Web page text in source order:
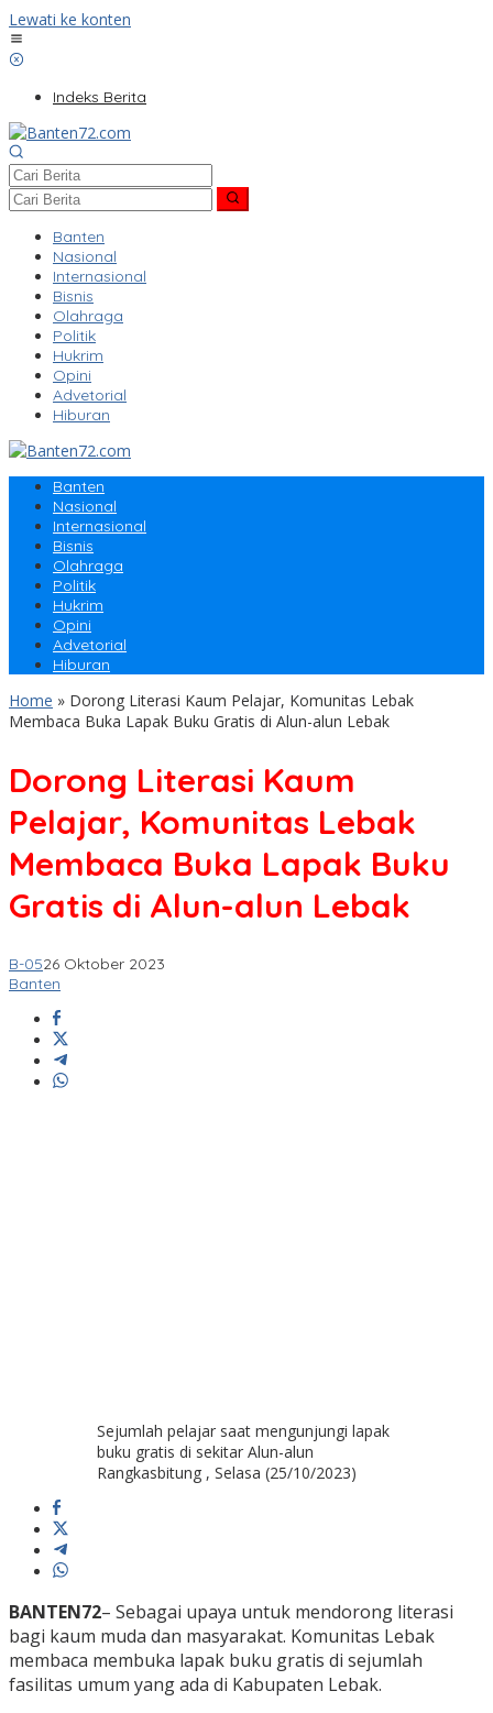
Lewati ke konten
Indeks Berita
Banten
Nasional
Internasional
Bisnis
Olahraga
Politik
Hukrim
Opini
Advetorial
Hiburan
Banten
Nasional
Internasional
Bisnis
Olahraga
Politik
Hukrim
Opini
Advetorial
Hiburan
Home » Dorong Literasi Kaum Pelajar, Komunitas Lebak
Membaca Buka Lapak Buku Gratis di Alun-alun Lebak
Dorong Literasi Kaum
Pelajar, Komunitas Lebak
Membaca Buka Lapak Buku
Gratis di Alun-alun Lebak
B-0526 Oktober 2023
Banten
Sejumlah pelajar saat mengunjungi lapak
buku gratis di sekitar Alun-alun
Rangkasbitung , Selasa (25/10/2023)
BANTEN72– Sebagai upaya untuk mendorong literasi
bagi kaum muda dan masyarakat. Komunitas Lebak
membaca membuka lapak buku gratis di sejumlah
fasilitas umum yang ada di Kabupaten Lebak.